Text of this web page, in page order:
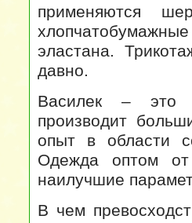
применяются
эластана.
давно.
Василек – это
производит
опыт в области
Одежда оптом от
наилучшие
В чем